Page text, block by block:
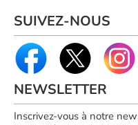
SUIVEZ-NOUS
NEWSLETTER
Inscrivez-vous à notre